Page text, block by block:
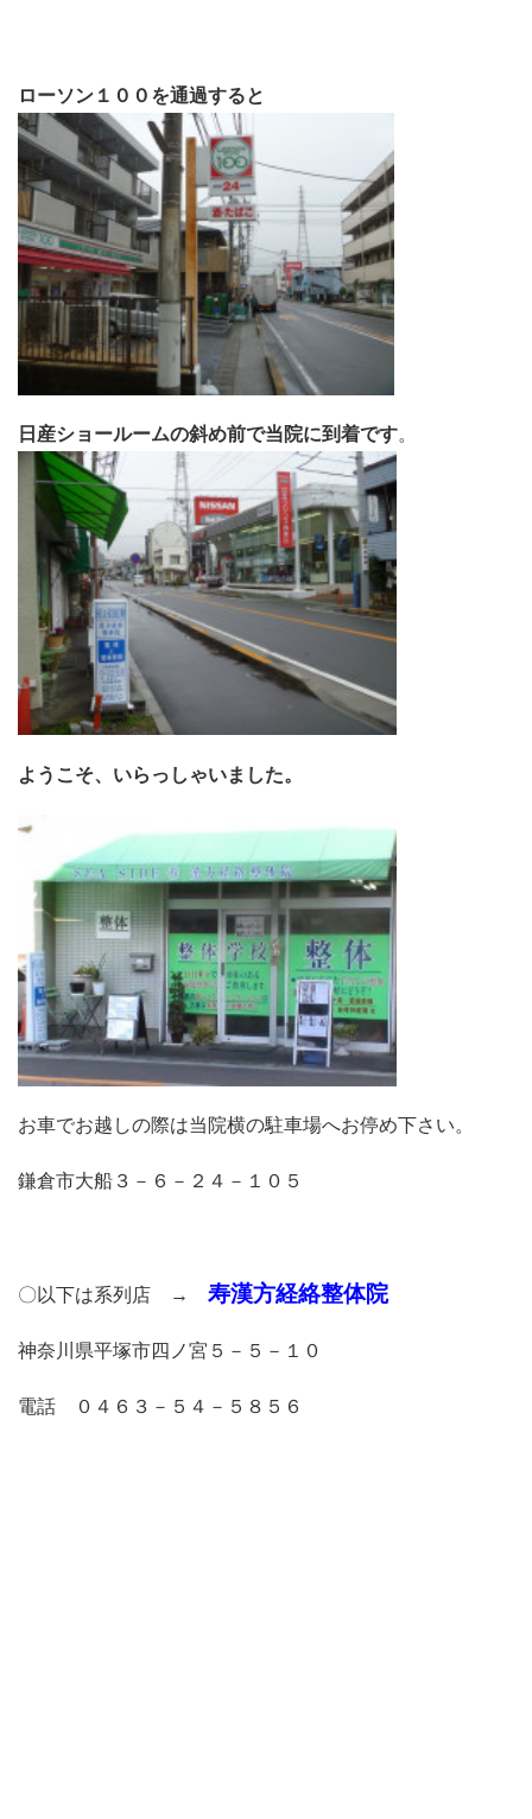
ローソン１００を通過すると
日産ショールームの斜め前で当院に到着です。
ようこそ、いらっしゃいました。
お車でお越しの際は当院横の駐車場へお停め下さい。
鎌倉市大船３－６－２４－１０５
〇以下は系列店 → 寿漢方経絡整体院
神奈川県平塚市四ノ宮５－５－１０
電話 ０４６３－５４－５８５６